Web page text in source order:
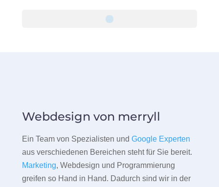
Webdesign von merryll
Ein Team von Spezialisten und Google Experten
aus verschiedenen Bereichen steht für Sie bereit.
Marketing, Webdesign und Programmierung
greifen so Hand in Hand. Dadurch sind wir in der